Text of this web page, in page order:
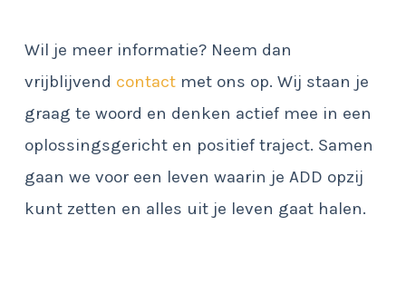
Wil je meer informatie? Neem dan
vrijblijvend contactmet ons op. Wij staan je
graag te woord en denken actief mee in een
oplossingsgericht en positief traject. Samen
gaan we voor een leven waarin je ADD opzij
kunt zetten en alles uit je leven gaat halen.